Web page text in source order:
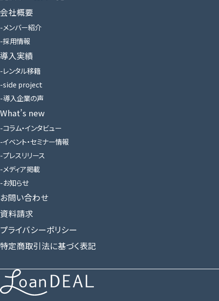
会社概要
メンバー紹介
採用情報
導入実績
レンタル移籍
side project
導入企業の声
What’s new
コラム・インタビュー
イベント・セミナー情報
プレスリリース
メディア掲載
お知らせ
お問い合わせ
資料請求
プライバシーポリシー
特定商取引法に基づく表記